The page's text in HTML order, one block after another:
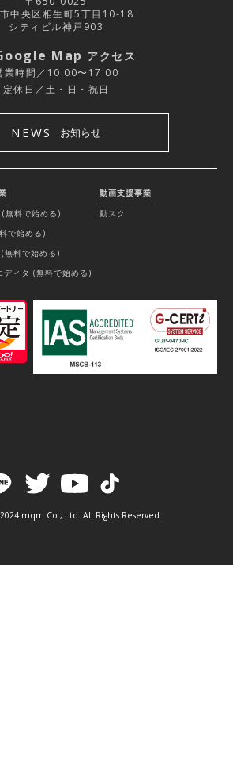
中央区相生町5丁目10-18
シティビル神戸903
Map アクセス
業時間／10:00〜17:00
定休日／土・日・祝日
NEWS お知らせ
(無料で始める)
で始める)
無料で始める)
ディタ (無料で始める)
動画支援事業
動スク
mqm Co., Ltd. All Rights Reserved.